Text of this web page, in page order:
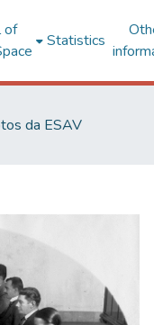
of
Statistics
da ESAV